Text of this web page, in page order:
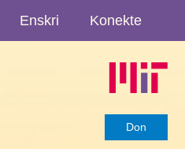
Enskri Konekte
Don